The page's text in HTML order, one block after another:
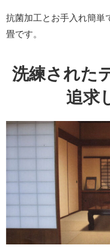
抗菌加工とお手入れ簡単
畳です。
洗練された
追求